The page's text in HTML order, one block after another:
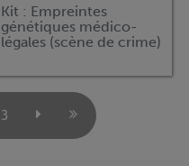
Kit : Empreintes
génétiques médico-
légales (scène de crime)
3